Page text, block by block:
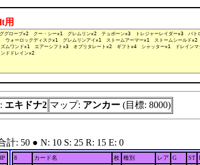
用
エキドナ2 マップ: アンカー (目標: 8000)
: 50 ● N: 10 S: 25 R: 15 E: 0
8 カード名 枚 種別 レア G ST